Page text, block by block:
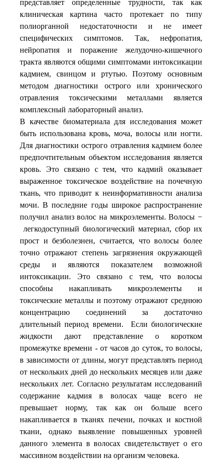
представляет определенные трудности, так как
клиническая картина часто протекает по типу
полиорганной недостаточности и не имеет
специфических симптомов. Так, нефропатия,
нейропатия и поражение желудочно-кишечного
тракта являются общими симптомами интоксикации
кадмием, свинцом и ртутью. Поэтому основным
методом диагностики острого или хронического
отравления токсическими металлами является
комплексный лабораторный анализ.
В качестве биоматериала для исследования может
быть использована кровь, моча, волосы или ногти.
Для диагностики острого отравления кадмием более
предпочтительным объектом исследования является
кровь. Это связано с тем, что кадмий оказывает
выраженное токсическое воздействие на почечную
ткань, что приводит к неинформативности анализа
мочи.В последние годы широкое распространение
получил анализ волос на микроэлементы.Волосы −
легкодоступный биологический материал, сбор их
прост и безболезнен, считается, что волосы более
точно отражают степень загрязнения окружающей
среды и являются показателем возможной
интоксикации. Это связано с тем, что волосы
способны накапливать микроэлементы и
токсические металлы и поэтому отражают среднюю
концентрацию соединений за достаточно
длительный период времени. Если биологические
жидкости дают представление о коротком
промежутке времени - от часов до суток, то волосы,
в зависимости от длины, могут представлять период
от нескольких дней до нескольких месяцев или даже
нескольких лет. Согласно результатам исследований
содержание кадмия в волосах чаще всего не
превышает норму, так как он больше всего
накапливается в тканях печени, почках и костной
ткани, однако выявление повышенных уровней
данного элемента в волосах свидетельствует о его
массивном воздействии на организм человека.